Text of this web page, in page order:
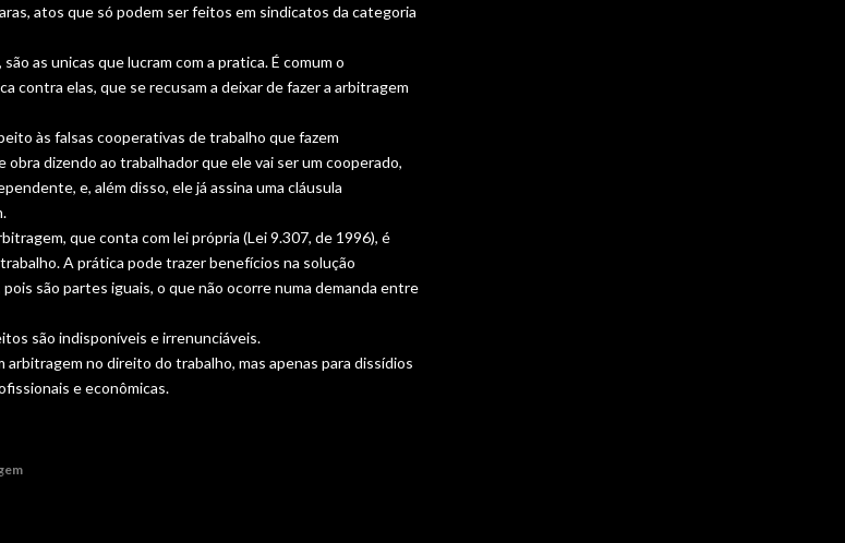
atos que só podem ser feitos em sindicatos da categoria
as unicas que lucram com a pratica. É comum o
contra elas, que se recusam a deixar de fazer a arbitragem
às falsas cooperativas de trabalho que fazem
obra dizendo ao trabalhador que ele vai ser um cooperado,
e, além disso, ele já assina uma cláusula
que conta com lei própria (Lei 9.307, de 1996), é
A prática pode trazer benefícios na solução
são partes iguais, o que não ocorre numa demanda entre
são indisponíveis e irrenunciáveis.
arbitragem no direito do trabalho, mas apenas para dissídios
e econômicas.